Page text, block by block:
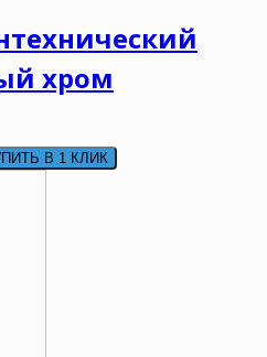
хром
В 1 КЛИК